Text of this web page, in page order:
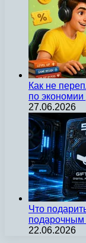
Как не
по
27.06.2026
Что
22.06.2026